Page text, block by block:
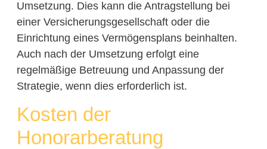
Umsetzung. Dies kann die Antragstellung bei
einer Versicherungsgesellschaft oder die
Einrichtung eines Vermögensplans beinhalten.
Auch nach der Umsetzung erfolgt eine
regelmäßige Betreuung und Anpassung der
Strategie, wenn dies erforderlich ist.
Kosten der
Honorarberatung